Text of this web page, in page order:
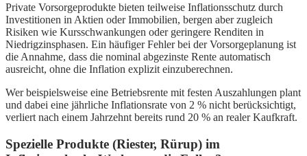
Private Vorsorgeprodukte bieten teilweise Inflationsschutz durch
Investitionen in Aktien oder Immobilien, bergen aber zugleich
Risiken wie Kursschwankungen oder geringere Renditen in
Niedrigzinsphasen. Ein häufiger Fehler bei der Vorsorgeplanung ist
die Annahme, dass die nominal abgezinste Rente automatisch
ausreicht, ohne die Inflation explizit einzuberechnen.
Wer beispielsweise eine Betriebsrente mit festen Auszahlungen plant
und dabei eine jährliche Inflationsrate von 2 % nicht berücksichtigt,
verliert nach einem Jahrzehnt bereits rund 20 % an realer Kaufkraft.
Spezielle Produkte (Riester, Rürup) im